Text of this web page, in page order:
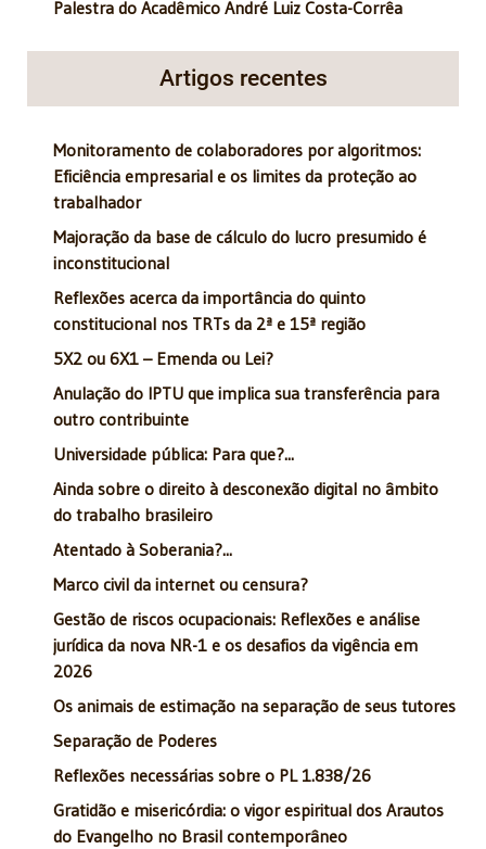
Palestra do Acadêmico André Luiz Costa-Corrêa
Artigos recentes
Monitoramento de colaboradores por algoritmos:
Eficiência empresarial e os limites da proteção ao
trabalhador
Majoração da base de cálculo do lucro presumido é
inconstitucional
Reflexões acerca da importância do quinto
constitucional nos TRTs da 2ª e 15ª região
5X2 ou 6X1 – Emenda ou Lei?
Anulação do IPTU que implica sua transferência para
outro contribuinte
Universidade pública: Para que?...
Ainda sobre o direito à desconexão digital no âmbito
do trabalho brasileiro
Atentado à Soberania?...
Marco civil da internet ou censura?
Gestão de riscos ocupacionais: Reflexões e análise
jurídica da nova NR-1 e os desafios da vigência em
2026
Os animais de estimação na separação de seus tutores
Separação de Poderes
Reflexões necessárias sobre o PL 1.838/26
Gratidão e misericórdia: o vigor espiritual dos Arautos
do Evangelho no Brasil contemporâneo